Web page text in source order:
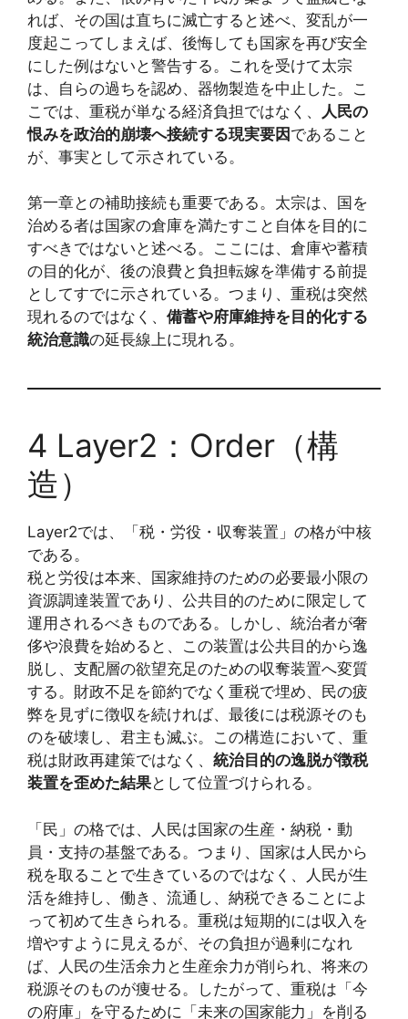
れば、その国は直ちに滅亡すると述べ、変乱が一
度起こってしまえば、後悔しても国家を再び安全
にした例はないと警告する。これを受けて太宗
は、自らの過ちを認め、器物製造を中止した。こ
こでは、重税が単なる経済負担ではなく、
人民の
恨みを政治的崩壊へ接続する現実要因であること
が、事実として示されている。
第一章との補助接続も重要である。太宗は、国を
治める者は国家の倉庫を満たすこと自体を目的に
すべきではないと述べる。ここには、倉庫や蓄積
の目的化が、後の浪費と負担転嫁を準備する前提
としてすでに示されている。つまり、重税は突然
現れるのではなく、 備蓄や府庫維持を目的化する
統治意識の延長線上に現れる。
4 Layer2：Order（構
造）
Layer2では、「税・労役・収奪装置」の格が中核
である。
税と労役は本来、国家維持のための必要最小限の
資源調達装置であり、公共目的のために限定して
運用されるべきものである。しかし、統治者が奢
侈や浪費を始めると、この装置は公共目的から逸
脱し、支配層の欲望充足のための収奪装置へ変質
する。財政不足を節約でなく重税で埋め、民の疲
弊を見ずに徴収を続ければ、最後には税源そのも
のを破壊し、君主も滅ぶ。この構造において、重
税は財政再建策ではなく、 統治目的の逸脱が徴税
装置を歪めた結果として位置づけられる。
「民」の格では、人民は国家の生産・納税・動
員・支持の基盤である。つまり、国家は人民から
税を取ることで生きているのではなく、人民が生
活を維持し、働き、流通し、納税できることによ
って初めて生きられる。重税は短期的には収入を
増やすように見えるが、その負担が過剰になれ
ば、人民の生活余力と生産余力が削られ、将来の
税源そのものが痩せる。したがって、重税は「今
の府庫」を守るために「未来の国家能力」を削る